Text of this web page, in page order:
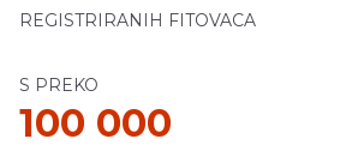
REGISTRIRANIH FITOVACA
S PREKO
100 000